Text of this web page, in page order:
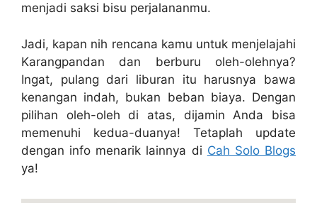
menjadi saksi bisu perjalananmu.
Jadi, kapan nih rencana kamu untuk menjelajahi
Karangpandan dan berburu oleh-olehnya?
Ingat, pulang dari liburan itu harusnya bawa
kenangan indah, bukan beban biaya. Dengan
pilihan oleh-oleh di atas, dijamin Anda bisa
memenuhi kedua-duanya! Tetaplah update
dengan info menarik lainnya di Cah Solo Blogs
ya!